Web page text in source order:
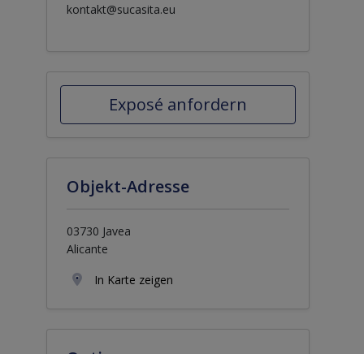
kontakt@sucasita.eu
Exposé anfordern
Objekt-Adresse
03730 Javea
Alicante
In Karte zeigen